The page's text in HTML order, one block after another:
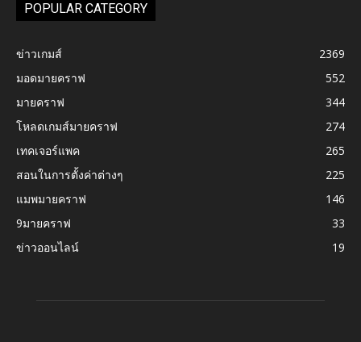
POPULAR CATEGORY
ข่าวเกมส์
2369
มอดมายคราฟ
552
มายคราฟ
344
โหลดเกมส์มายคราฟ
274
เทคเจอร์แพค
265
สอนในการตั้งค่าต่างๆ
225
แมพมายคราฟ
146
9มายคราฟ
33
ข่าวออนไลน์
19